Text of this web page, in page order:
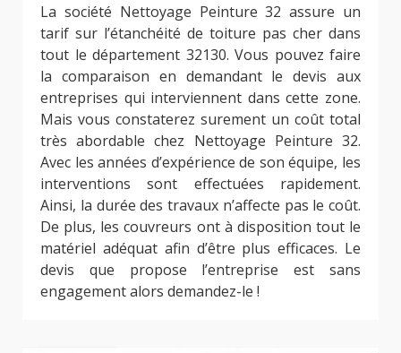
La société Nettoyage Peinture 32 assure un
tarif sur l’étanchéité de toiture pas cher dans
tout le département 32130. Vous pouvez faire
la comparaison en demandant le devis aux
entreprises qui interviennent dans cette zone.
Mais vous constaterez surement un coût total
très abordable chez Nettoyage Peinture 32.
Avec les années d’expérience de son équipe, les
interventions sont effectuées rapidement.
Ainsi, la durée des travaux n’affecte pas le coût.
De plus, les couvreurs ont à disposition tout le
matériel adéquat afin d’être plus efficaces. Le
devis que propose l’entreprise est sans
engagement alors demandez-le !